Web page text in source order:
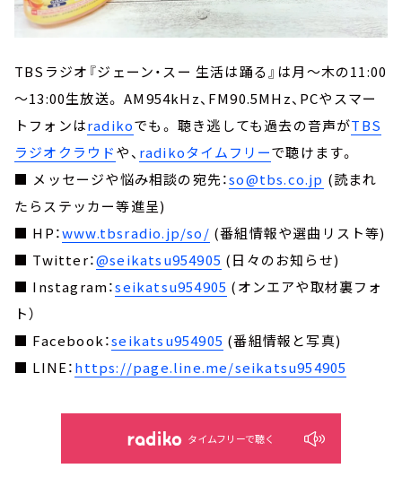
TBSラジオ『ジェーン・スー 生活は踊る』は月～木の11:00
～13:00生放送。 AM954kHz、FM90.5MHz、PCやスマー
トフォンはradikoでも。 聴き逃しても過去の音声がTBS
ラジオクラウドや、 radikoタイムフリーで聴けます。
■ メッセージや悩み相談の宛先：so@tbs.co.jp (読まれ
たらステッカー等進呈)
■ HP：www.tbsradio.jp/so/ (番組情報や選曲リスト等)
■ Twitter：@seikatsu954905 (日々のお知らせ)
■ Instagram：seikatsu954905 (オンエアや取材裏フォ
ト）
■ Facebook：seikatsu954905 (番組情報と写真)
■ LINE：https://page.line.me/seikatsu954905
タイムフリーで聴く